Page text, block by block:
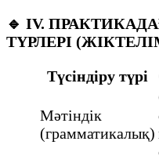
🔹 IV.
ТҮРЛЕРІ
Түсіндіру түрі
Мәтіндік
(грамматикалық)